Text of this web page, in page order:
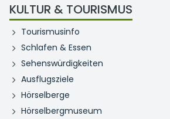
KULTUR & TOURISMUS
Tourismusinfo
Schlafen & Essen
Sehenswürdigkeiten
Ausflugsziele
Hörselberge
Hörselbergmuseum